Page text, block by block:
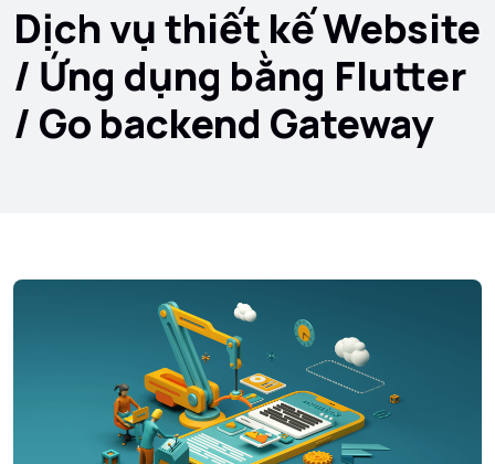
Dịch vụ thiết kế Website
/ Ứng dụng bằng Flutter
/ Go backend Gateway